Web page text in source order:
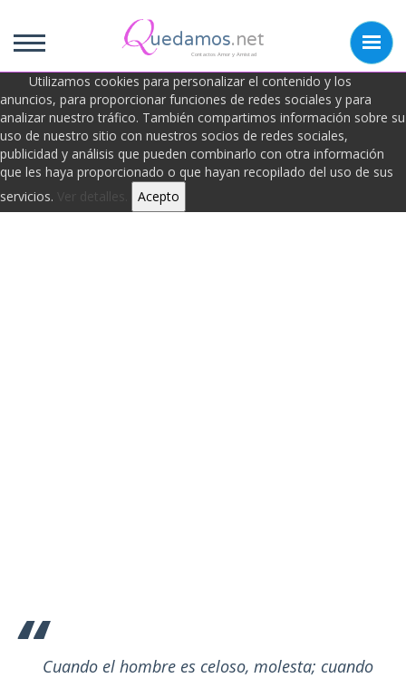
uedamos.net
Contactos Amor y Amistad
Utilizamos cookies para personalizar el contenido y los
anuncios, para proporcionar funciones de redes sociales y para
analizar nuestro tráfico. También compartimos información sobre su
uso de nuestro sitio con nuestros socios de redes sociales,
publicidad y análisis que pueden combinarlo con otra información
que les haya proporcionado o que hayan recopilado del uso de sus
servicios.
Ver detalles. Acepto
Frases de Celos
Cuando el hombre es celoso, molesta; cuando